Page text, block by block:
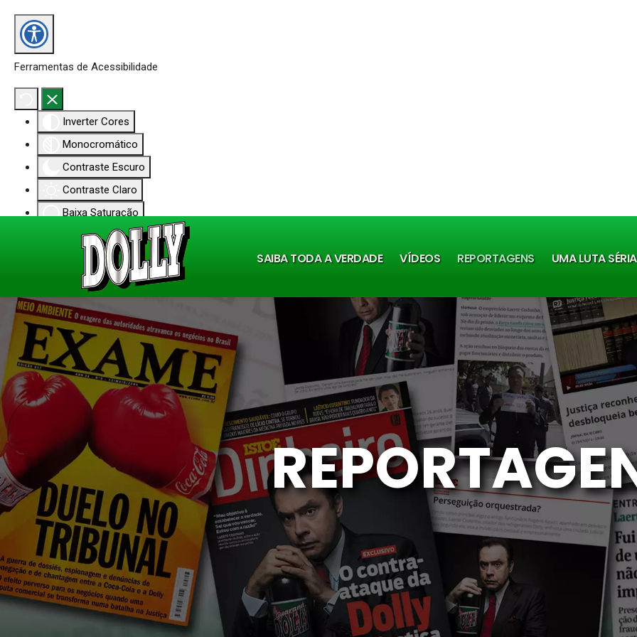
Ferramentas de Acessibilidade
Inverter Cores
Monocromático
Contraste Escuro
Contraste Claro
Baixa Saturação
Alta Saturação
Destacar Links
Destacar Títulos
Modo de Leitura
Dimensionamento do Conteúdo 100%
Tamanho da Fonte
100 %
Altura da Linha 100%
Espaçamento Entre Letras 100 %
SAIBA TODA A VERDADE VÍDEOS REPORTAGENS UMA LUTA